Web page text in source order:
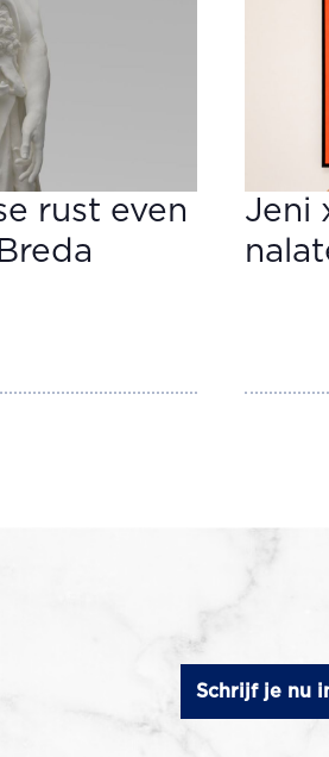
rust even
Jeni
Schrijf je nu